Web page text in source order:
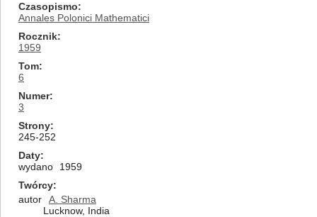
Czasopismo
Annales Polonici Mathematici
Rocznik
1959
Tom
6
Numer
3
Strony
245-252
Daty
wydano
1959
Twórcy
autor
A. Sharma
Lucknow, India